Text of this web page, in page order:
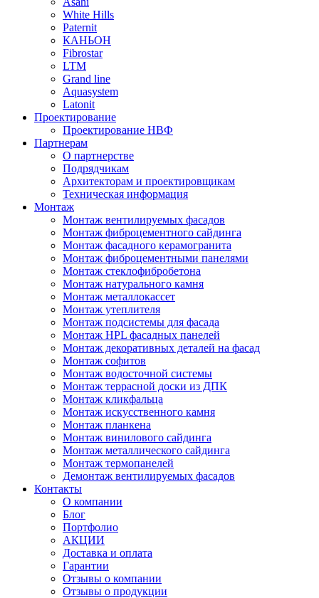
White Hills
Paternit
КАНЬОН
Fibrostar
LTM
Grand line
Aquasystem
Latonit
Проектирование
Проектирование НВФ
Партнерам
О партнерстве
Подрядчикам
Архитекторам и проектировщикам
Техническая информация
Монтаж
Монтаж вентилируемых фасадов
Монтаж фиброцементного сайдинга
Монтаж фасадного керамогранита
Монтаж фиброцементными панелями
Монтаж стеклофибробетона
Монтаж натурального камня
Монтаж металлокассет
Монтаж утеплителя
Монтаж подсистемы для фасада
Монтаж HPL фасадных панелей
Монтаж декоративных деталей на фасад
Монтаж софитов
Монтаж водосточной системы
Монтаж террасной доски из ДПК
Монтаж кликфальца
Монтаж искусственного камня
Монтаж планкена
Монтаж винилового сайдинга
Монтаж металлического сайдинга
Монтаж термопанелей
Демонтаж вентилируемых фасадов
Контакты
О компании
Блог
Портфолио
АКЦИИ
Доставка и оплата
Гарантии
Отзывы о компании
Отзывы о продукции